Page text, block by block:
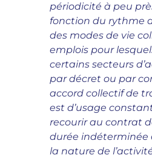
périodicité à peu
fonction du rythme
des modes de vie
emplois pour
certains secteurs
par décret ou par
accord collectif de
est d’usage
recourir au contrat
durée indéterminée
la nature de